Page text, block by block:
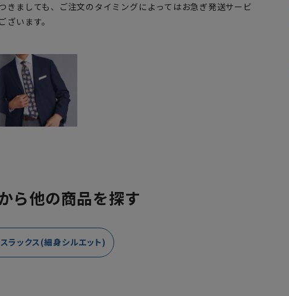
ましても、ご注文のタイミングによってはお急ぎ発送サービ
ざいます。
ら他の商品を探す
ラックス(細身シルエット)